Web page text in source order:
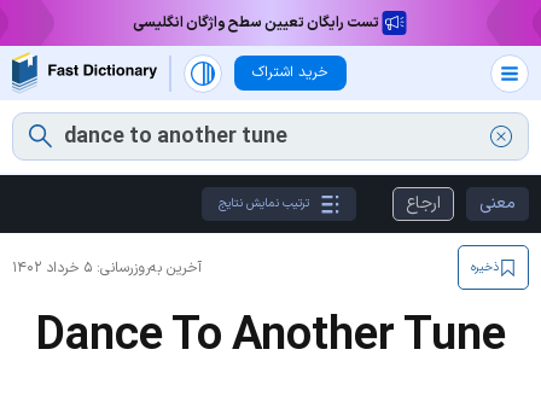
تست رایگان تعیین سطح واژگان انگلیسی
خرید اشتراک
معنی ارجاع ترتیب نمایش نتایج
آخرین به‌روزرسانی: ۵ خرداد ۱۴۰۲ ذخیره
Dance To Another Tune